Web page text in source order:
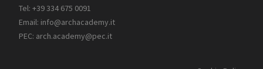
Tel: +39 334 675 0091
Email: info@archacademy.it
PEC: arch.academy@pec.it